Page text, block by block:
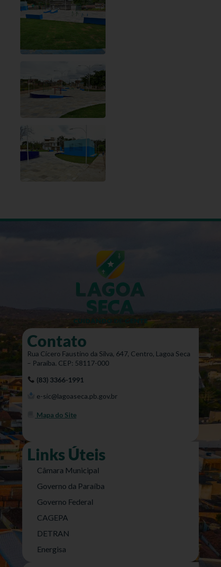
Contato
Rua Cícero Faustino da Silva, 647, Centro, Lagoa Seca
– Paraíba. CEP: 58117-000
(83) 3366-1991
e-sic@lagoaseca.pb.gov.br
Mapa do Site
Links Úteis
Câmara Municipal
Governo da Paraíba
Governo Federal
CAGEPA
DETRAN
Energisa